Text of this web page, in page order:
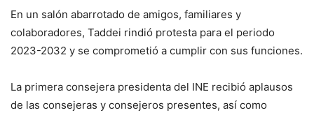
En un salón abarrotado de amigos, familiares y
colaboradores, Taddei rindió protesta para el periodo
2023-2032 y se comprometió a cumplir con sus funciones.
La primera consejera presidenta del INE recibió aplausos
de las consejeras y consejeros presentes, así como